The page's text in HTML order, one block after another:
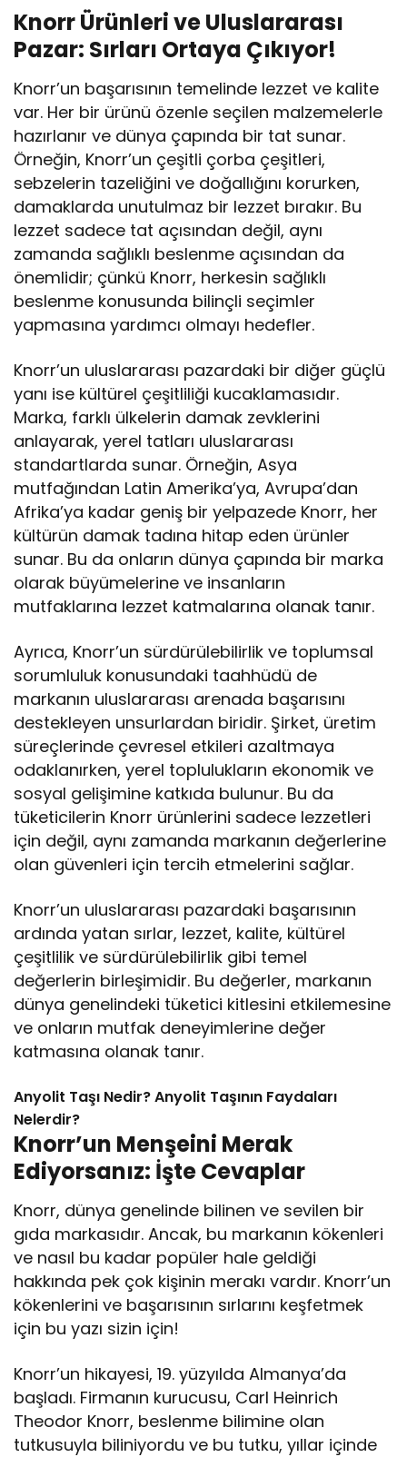
Knorr Ürünleri ve Uluslararası
Pazar: Sırları Ortaya Çıkıyor!
Knorr’un başarısının temelinde lezzet ve kalite
var. Her bir ürünü özenle seçilen malzemelerle
hazırlanır ve dünya çapında bir tat sunar.
Örneğin, Knorr’un çeşitli çorba çeşitleri,
sebzelerin tazeliğini ve doğallığını korurken,
damaklarda unutulmaz bir lezzet bırakır. Bu
lezzet sadece tat açısından değil, aynı
zamanda sağlıklı beslenme açısından da
önemlidir; çünkü Knorr, herkesin sağlıklı
beslenme konusunda bilinçli seçimler
yapmasına yardımcı olmayı hedefler.
Knorr’un uluslararası pazardaki bir diğer güçlü
yanı ise kültürel çeşitliliği kucaklamasıdır.
Marka, farklı ülkelerin damak zevklerini
anlayarak, yerel tatları uluslararası
standartlarda sunar. Örneğin, Asya
mutfağından Latin Amerika’ya, Avrupa’dan
Afrika’ya kadar geniş bir yelpazede Knorr, her
kültürün damak tadına hitap eden ürünler
sunar. Bu da onların dünya çapında bir marka
olarak büyümelerine ve insanların
mutfaklarına lezzet katmalarına olanak tanır.
Ayrıca, Knorr’un sürdürülebilirlik ve toplumsal
sorumluluk konusundaki taahhüdü de
markanın uluslararası arenada başarısını
destekleyen unsurlardan biridir. Şirket, üretim
süreçlerinde çevresel etkileri azaltmaya
odaklanırken, yerel toplulukların ekonomik ve
sosyal gelişimine katkıda bulunur. Bu da
tüketicilerin Knorr ürünlerini sadece lezzetleri
için değil, aynı zamanda markanın değerlerine
olan güvenleri için tercih etmelerini sağlar.
Knorr’un uluslararası pazardaki başarısının
ardında yatan sırlar, lezzet, kalite, kültürel
çeşitlilik ve sürdürülebilirlik gibi temel
değerlerin birleşimidir. Bu değerler, markanın
dünya genelindeki tüketici kitlesini etkilemesine
ve onların mutfak deneyimlerine değer
katmasına olanak tanır.
Anyolit Taşı Nedir? Anyolit Taşının Faydaları
Nelerdir?
Knorr’un Menşeini Merak
Ediyorsanız: İşte Cevaplar
Knorr, dünya genelinde bilinen ve sevilen bir
gıda markasıdır. Ancak, bu markanın kökenleri
ve nasıl bu kadar popüler hale geldiği
hakkında pek çok kişinin merakı vardır. Knorr’un
kökenlerini ve başarısının sırlarını keşfetmek
için bu yazı sizin için!
Knorr’un hikayesi, 19. yüzyılda Almanya’da
başladı. Firmanın kurucusu, Carl Heinrich
Theodor Knorr, beslenme bilimine olan
tutkusuyla biliniyordu ve bu tutku, yıllar içinde